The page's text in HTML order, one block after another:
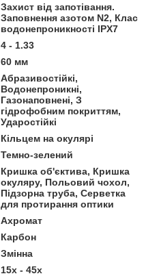
Захист від запотівання.
Заповнення азотом N2, Клас
водонепроникності IPX7
4 - 1.33
60 мм
Абразивостійкі,
Водонепроникні,
Газонаповнені, З
гідрофобним покриттям,
Ударостійкі
Кільцем на окулярі
Темно-зелений
Кришка об'єктива, Кришка
окуляру, Польовий чохол,
Підзорна труба, Серветка
для протирання оптики
Ахромат
Карбон
Змінна
15x - 45x